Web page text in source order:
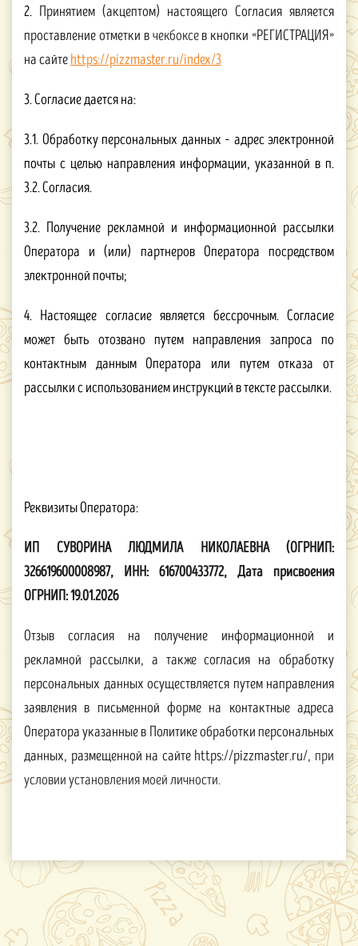
2. Принятием (акцептом) настоящего Согласия является
проставление отметки вчекбоксев кнопки «РЕГИСТРАЦИЯ»
на сайтеhttps://pizzmaster.ru/index/3
3. Согласие дается на:
3.1. Обработку персональных данных – адрес электронной
почты с целью направления информации, указанной в п.
3.2. Согласия.
3.2. Получение рекламной и информационной рассылки
Оператора и (или) партнеров Оператора посредством
электронной почты;
4. Настоящее согласие является бессрочным. Согласие
может быть отозвано путем направления запроса по
контактным данным Оператора или путем отказа от
рассылки с использованием инструкций в тексте рассылки.
Реквизиты Оператора:
ИП
СУВОРИНА ЛЮДМИЛА НИКОЛАЕВНА (ОГРНИП:
326619600008987, ИНН: 616700433772, Дата присвоения
ОГРНИП: 19.01.2026
Отзыв согласия на получение информационной и
рекламной рассылки, а также согласия на обработку
персональных данных осуществляется путем направления
заявления в письменной форме на контактные адреса
Оператора указанные в Политике обработки персональных
данных, размещенной на сайте https://pizzmaster.ru/, при
условии установления моей личности.